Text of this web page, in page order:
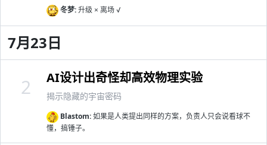
冬梦:升级 × 离场 √
7月23日
AI设计出奇怪却高效物理实验
揭示隐藏的宇宙密码
Blastom:如果是人类提出同样的方案，负责人只会说看球不
懂，搞锤子。
2